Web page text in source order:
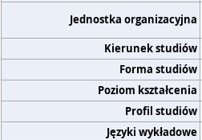
Jednostka organizacyjna
Kierunek studiów
Forma studiów
Poziom kształcenia
Profil studiów
Języki wykładowe